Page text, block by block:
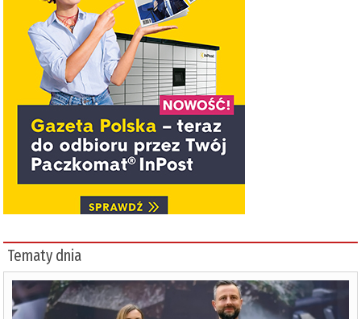
Tematy dnia